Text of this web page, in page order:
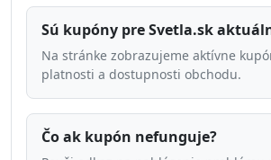
Sú kupóny pre Svetla.sk
Na stránke zobrazujeme aktívne
platnosti a dostupnosti obchodu.
Čo ak kupón nefunguje?